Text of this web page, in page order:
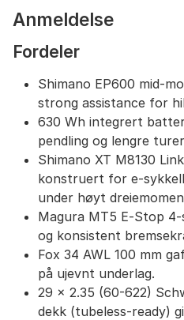
Kassett: Shimano CS-
et bredt utvalg av gir.
Bremsesystem:
skivebremser med
pålitelig stoppkraft.
Kjede:KMC eGlide for
Hjul:Lettvektige Alloy
tommer for optimalt
Dekk:Schwalbe
refleksteip for økt
Komponenter: Orbea
lys, Selle Royal Vivo
Control setepinne med
537 pedaler.
Anmeldelse
Fordeler
Shimano EP600 mid-
strong assistance for
630 Wh integrert
pendling og lengre
Shimano XT M8130
konstruert for
under høyt
Magura MT5 E‑Stop
og konsistent
Fox 34 AWL 100 mm
på ujevnt underlag.
29 x 2.35 (60-622)
dekk (tubeless-ready)